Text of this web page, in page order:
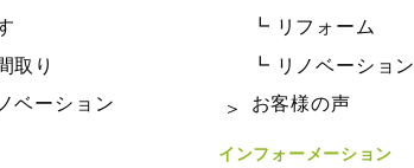
取り
ベーション
┗ リフォーム
┗ リノベーション
お客様の声
インフォーメーション